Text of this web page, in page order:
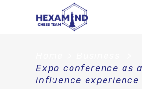
Expo conference as a
influence experience